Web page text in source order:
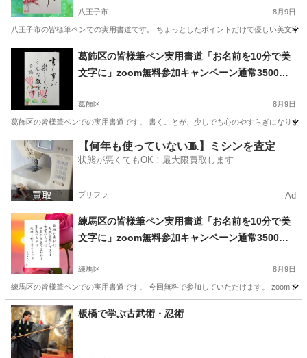
八王子市 8月9日
八王子市の皆様筆ペンでの実用書道です。 ちょっとしたポイントだけで優しい美文
東京 八王子市 書道 文字
葛飾区の皆様筆ペン実用書道「お名前を10分で美
文字に」zoom無料参加キャンペーン通常3500円
葛飾区 8月9日
葛飾区の皆様筆ペンでの実用書道です。 書くことが、少しでも心のやすらぎになり
東京 葛飾区 書道 文字
【何年も使っていない🧵】ミシンを査定
状態が悪くてもOK！最大限買取します
プリフラ Ad
練馬区の皆様筆ペン実用書道「お名前を10分で美
文字に」zoom無料参加キャンペーン通常3500円
練馬区 8月9日
練馬区の皆様筆ペンでの実用書道です。 今回無料で参加していただけます。 zoom
東京 練馬区 書道
板橋で学ぶ古武術・忍術